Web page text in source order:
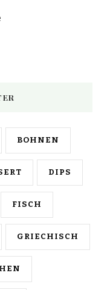
BOHNEN
DIPS
FISCH
GRIECHISCH